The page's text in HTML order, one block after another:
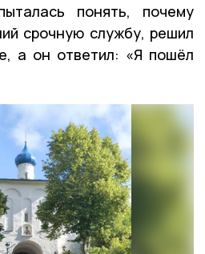
понять, почему
срочную службу, решил
а он ответил: «Я пошёл